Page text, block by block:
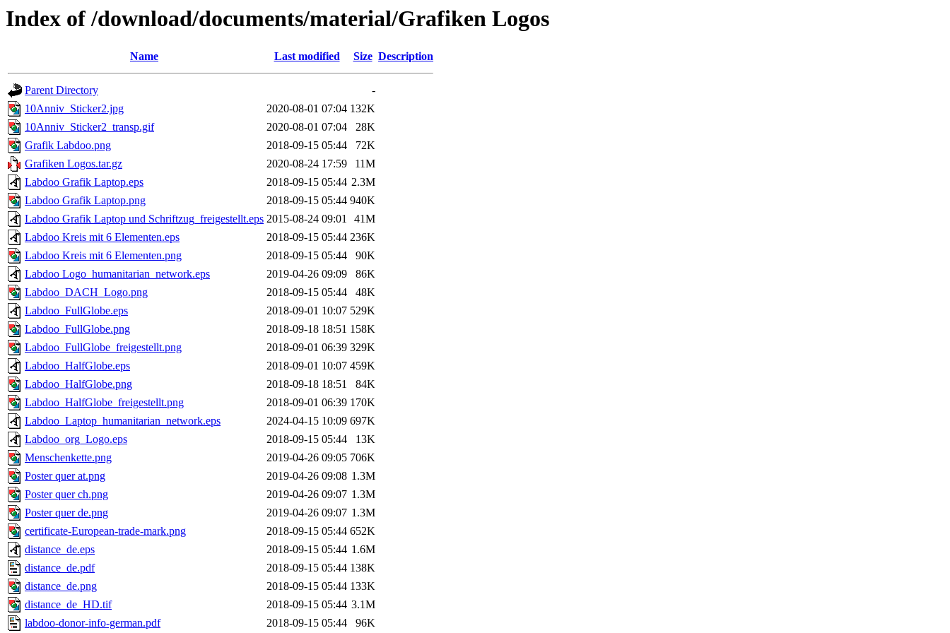
Index of /download/documents/material/Grafiken Logos
Name Last modified Size Description
Parent Directory
-
10Anniv_Sticker2.jpg
2020-08-01 07:04 132K
10Anniv_Sticker2_transp.gif
2020-08-01 07:04
28K
Grafik Labdoo.png
2018-09-15 05:44
72K
Grafiken Logos.tar.gz
2020-08-24 17:59
11M
Labdoo Grafik Laptop.eps
2018-09-15 05:44 2.3M
Labdoo Grafik Laptop.png
2018-09-15 05:44 940K
Labdoo Grafik Laptop und Schriftzug_freigestellt.eps 2015-08-24 09:01
41M
Labdoo Kreis mit 6 Elementen.eps
2018-09-15 05:44 236K
Labdoo Kreis mit 6 Elementen.png
2018-09-15 05:44
90K
Labdoo Logo_humanitarian_network.eps
2019-04-26 09:09
86K
Labdoo_DACH_Logo.png
2018-09-15 05:44
48K
Labdoo_FullGlobe.eps
2018-09-01 10:07 529K
Labdoo_FullGlobe.png
2018-09-18 18:51 158K
Labdoo_FullGlobe_freigestellt.png
2018-09-01 06:39 329K
Labdoo_HalfGlobe.eps
2018-09-01 10:07 459K
Labdoo_HalfGlobe.png
2018-09-18 18:51
84K
Labdoo_HalfGlobe_freigestellt.png
2018-09-01 06:39 170K
Labdoo_Laptop_humanitarian_network.eps
2024-04-15 10:09 697K
Labdoo_org_Logo.eps
2018-09-15 05:44
13K
Menschenkette.png
2019-04-26 09:05 706K
Poster quer at.png
2019-04-26 09:08 1.3M
Poster quer ch.png
2019-04-26 09:07 1.3M
Poster quer de.png
2019-04-26 09:07 1.3M
certificate-European-trade-mark.png
2018-09-15 05:44 652K
distance_de.eps
2018-09-15 05:44 1.6M
distance_de.pdf
2018-09-15 05:44 138K
distance_de.png
2018-09-15 05:44 133K
distance_de_HD.tif
2018-09-15 05:44 3.1M
labdoo-donor-info-german.pdf
2018-09-15 05:44 96K